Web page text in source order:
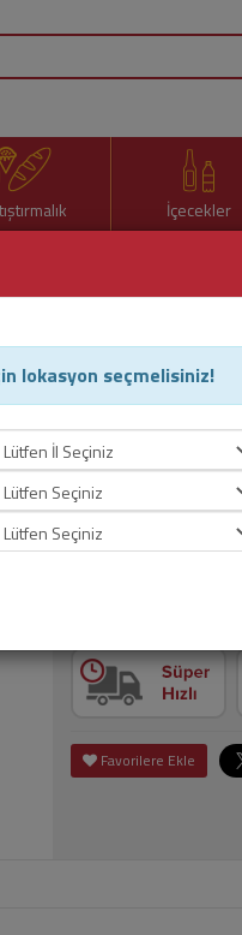
İçecekler
Ülker Rulokat 42
Ürün Kodu : 79991
20,00 TL
Favorilere Ekle
lokasyon seçmelisiniz!